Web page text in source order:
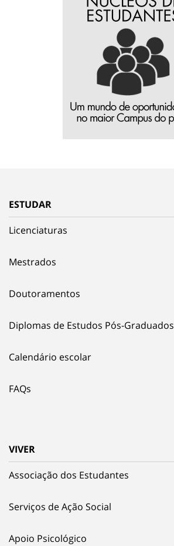
ESTUDAR
Licenciaturas
Mestrados
Doutoramentos
Diplomas de Estudos Pós-Graduados
Calendário escolar
FAQs
VIVER
Associação dos Estudantes
Serviços de Ação Social
Apoio Psicológico